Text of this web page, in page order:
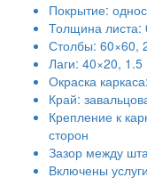
Покрытие:
Толщина
Столбы: 60×60,
Лаги: 40×20,
Окраска
Край:
Крепление к
сторон
Зазор между
Включены